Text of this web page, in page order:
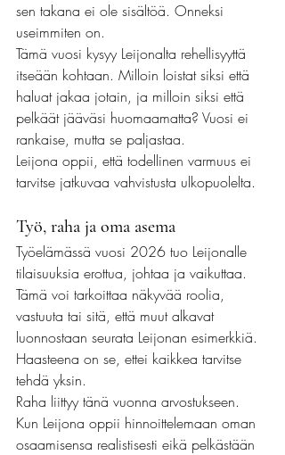
sen takana ei ole sisältöä. Onneksi
useimmiten on.
Tämä vuosi kysyy Leijonalta rehellisyyttä
itseään kohtaan. Milloin loistat siksi että
haluat jakaa jotain, ja milloin siksi että
pelkäät jääväsi huomaamatta? Vuosi ei
rankaise, mutta se paljastaa.
Leijona oppii, että todellinen varmuus ei
tarvitse jatkuvaa vahvistusta ulkopuolelta.
Työ, raha ja oma asema
Työelämässä vuosi 2026 tuo Leijonalle
tilaisuuksia erottua, johtaa ja vaikuttaa.
Tämä voi tarkoittaa näkyvää roolia,
vastuuta tai sitä, että muut alkavat
luonnostaan seurata Leijonan esimerkkiä.
Haasteena on se, ettei kaikkea tarvitse
tehdä yksin.
Raha liittyy tänä vuonna arvostukseen.
Kun Leijona oppii hinnoittelemaan oman
osaamisensa realistisesti eikä pelkästään